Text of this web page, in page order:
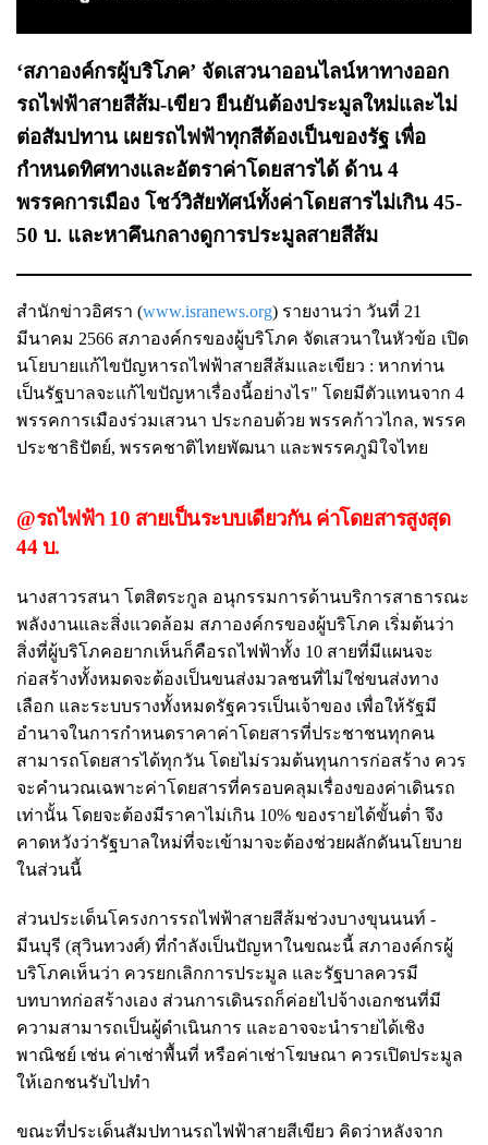
‘สภาองค์กรผู้บริโภค’ จัดเสวนาออนไลน์หาทางออก
รถไฟฟ้าสายสีส้ม-เขียว ยืนยันต้องประมูลใหม่และไม่
ต่อสัมปทาน เผยรถไฟฟ้าทุกสีต้องเป็นของรัฐ เพื่อ
กำหนดทิศทางและอัตราค่าโดยสารได้ ด้าน 4
พรรคการเมือง โชว์วิสัยทัศน์ทั้งค่าโดยสารไม่เกิน 45-
50 บ. และหาคึนกลางดูการประมูลสายสีส้ม
สำนักข่าวอิศรา (www.isranews.org) รายงานว่า วันที่ 21
มีนาคม 2566 สภาองค์กรของผู้บริโภค จัดเสวนาในหัวข้อ เปิด
นโยบายแก้ไขปัญหารถไฟฟ้าสายสีส้มและเขียว : หากท่าน
เป็นรัฐบาลจะแก้ไขปัญหาเรื่องนี้อย่างไร" โดยมีตัวแทนจาก 4
พรรคการเมืองร่วมเสวนา ประกอบด้วย พรรคก้าวไกล, พรรค
ประชาธิปัตย์, พรรคชาติไทยพัฒนา และพรรคภูมิใจไทย
@รถไฟฟ้า 10 สายเป็นระบบเดียวกัน ค่าโดยสารสูงสุด
44 บ.
นางสาวรสนา โตสิตระกูล อนุกรรมการด้านบริการสาธารณะ
พลังงานและสิ่งแวดล้อม สภาองค์กรของผู้บริโภค เริ่มต้นว่า
สิ่งที่ผู้บริโภคอยากเห็นก็คือรถไฟฟ้าทั้ง 10 สายที่มีแผนจะ
ก่อสร้างทั้งหมดจะต้องเป็นขนส่งมวลชนที่ไม่ใช่ขนส่งทาง
เลือก และระบบรางทั้งหมดรัฐควรเป็นเจ้าของ เพื่อให้รัฐมี
อำนาจในการกำหนดราคาค่าโดยสารที่ประชาชนทุกคน
สามารถโดยสารได้ทุกวัน โดยไม่รวมต้นทุนการก่อสร้าง ควร
จะคำนวณเฉพาะค่าโดยสารที่ครอบคลุมเรื่องของค่าเดินรถ
เท่านั้น โดยจะต้องมีราคาไม่เกิน 10% ของรายได้ขั้นต่ำ จึง
คาดหวังว่ารัฐบาลใหม่ที่จะเข้ามาจะต้องช่วยผลักดันนโยบาย
ในส่วนนี้
ส่วนประเด็นโครงการรถไฟฟ้าสายสีส้มช่วงบางขุนนนท์ -
มีนบุรี (สุวินทวงศ์) ที่กำลังเป็นปัญหาในขณะนี้ สภาองค์กรผู้
บริโภคเห็นว่า ควรยกเลิกการประมูล และรัฐบาลควรมี
บทบาทก่อสร้างเอง ส่วนการเดินรถก็ค่อยไปจ้างเอกชนที่มี
ความสามารถเป็นผู้ดำเนินการ และอาจจะนำรายได้เชิง
พาณิชย์ เช่น ค่าเช่าพื้นที่ หรือค่าเช่าโฆษณา ควรเปิดประมูล
ให้เอกชนรับไปทำ
ขณะที่ประเด็นสัมปทานรถไฟฟ้าสายสีเขียว คิดว่าหลังจาก